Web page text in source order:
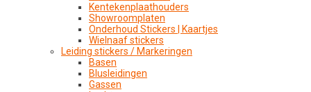
Kentekenplaathouders
Showroomplaten
Onderhoud Stickers | Kaartjes
Wielnaaf stickers
Leiding stickers / Markeringen
Basen
Blusleidingen
Gassen